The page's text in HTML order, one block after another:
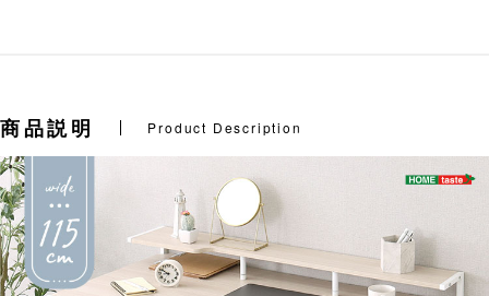
商品説明 Product Description